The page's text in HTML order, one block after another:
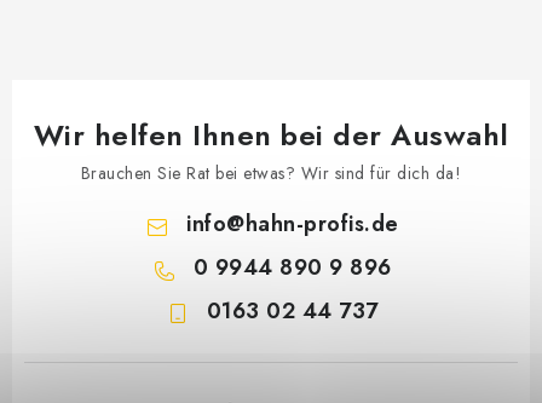
Wir helfen Ihnen bei der Auswahl
Brauchen Sie Rat bei etwas? Wir sind für dich da!
info@hahn-profis.de
0 9944 890 9 896
0163 02 44 737